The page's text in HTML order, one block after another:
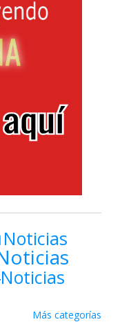
Noticias
Noticias
Más categorías